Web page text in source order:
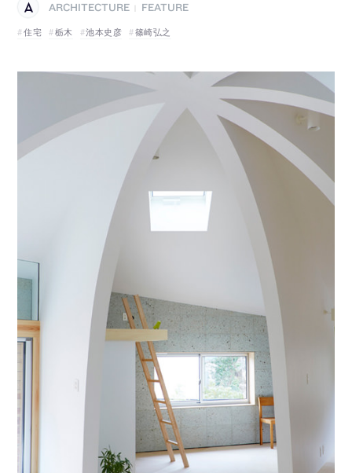
ARCHITECTURE
FEATURE
住宅
栃木 池本史彦 篠崎弘之